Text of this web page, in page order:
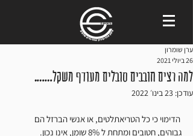
למה רצים חובבים סובלים מעודף משקל…….
ערן שומרון
26 ביולי 2021
עודכן: 23 בינו׳ 2022
הדימוי כי כל הטריאתלטים, או אנשי הברזל הם
גבוהים, חטובים ומתחת ל 8% שומן, אינו נכון.